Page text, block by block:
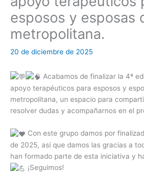
esposos y esposas
metropolitana.
20 de diciembre de 2025
Acabamos de finalizar la 4ª
apoyo terapéuticos para esposos y
metropolitana, un espacio para
resolver dudas y acompañarnos en el
Con este grupo damos por
de 2025, así que damos las gracias a
han formado parte de esta iniciativa y
¡Seguimos!